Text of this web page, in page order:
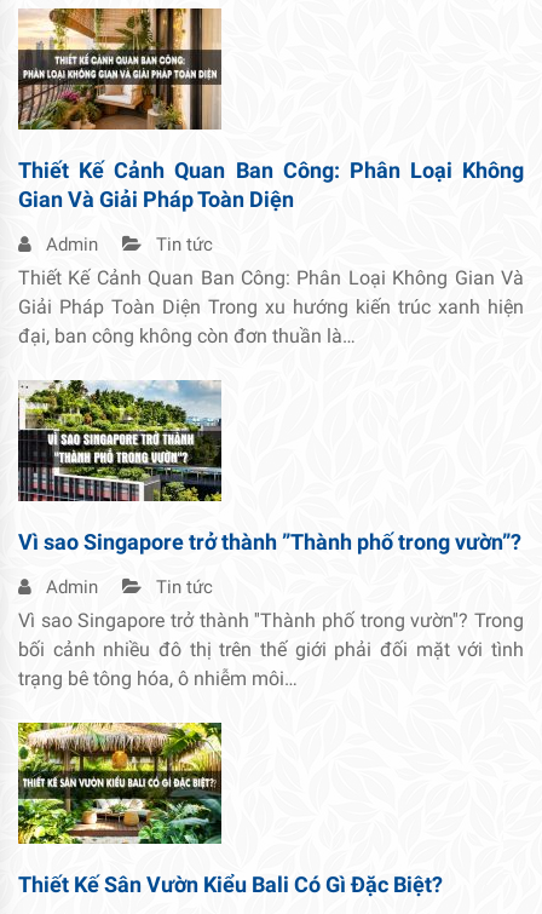
Thiết Kế Cảnh Quan Ban Công: Phân Loại Không
Gian Và Giải Pháp Toàn Diện
Admin Tin tức
Thiết Kế Cảnh Quan Ban Công: Phân Loại Không Gian Và
Giải Pháp Toàn Diện Trong xu hướng kiến trúc xanh hiện
đại, ban công không còn đơn thuần là…
Vì sao Singapore trở thành ”Thành phố trong vườn”?
Admin Tin tức
Vì sao Singapore trở thành ''Thành phố trong vườn''? Trong
bối cảnh nhiều đô thị trên thế giới phải đối mặt với tình
trạng bê tông hóa, ô nhiễm môi…
Thiết Kế Sân Vườn Kiểu Bali Có Gì Đặc Biệt?